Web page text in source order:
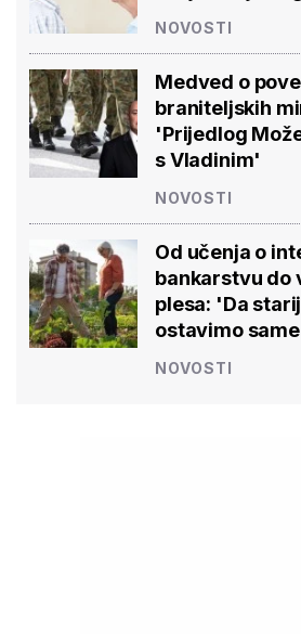
NOVOSTI
Medved o
braniteljskih
'Prijedlog
s Vladinim'
NOVOSTI
Od učenja o
bankarstvu do
plesa: 'Da
ostavimo
NOVOSTI